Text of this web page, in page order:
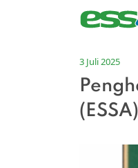
3 Juli 2025
(ESSA)